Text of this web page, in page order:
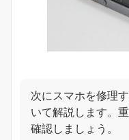
次にスマホを修理
いて解説します。
確認しましょう。